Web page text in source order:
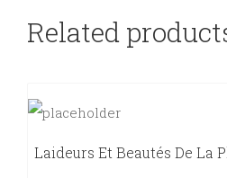
Related
Laideurs Et Beautés De La